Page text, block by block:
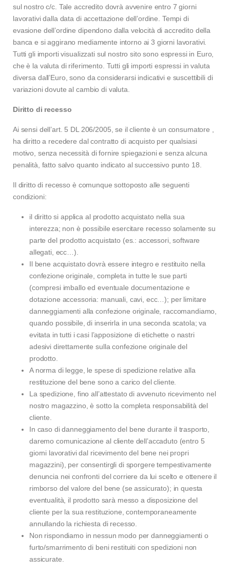
sul nostro c/c. Tale accredito dovrà avvenire entro 7 giorni
lavorativi dalla data di accettazione dell’ordine. Tempi di
evasione dell’ordine dipendono dalla velocità di accredito della
banca e si aggirano mediamente intorno ai 3 giorni lavorativi.
Tutti gli importi visualizzati sul nostro sito sono espressi in Euro,
che è la valuta di riferimento. Tutti gli importi espressi in valuta
diversa dall’Euro, sono da considerarsi indicativi e suscettibili di
variazioni dovute al cambio di valuta.
Diritto di recesso
Ai sensi dell’art. 5 DL 206/2005, se il cliente è un consumatore ,
ha diritto a recedere dal contratto di acquisto per qualsiasi
motivo, senza necessità di fornire spiegazioni e senza alcuna
penalità, fatto salvo quanto indicato al successivo punto 18.
Il diritto di recesso è comunque sottoposto alle seguenti
condizioni:
il diritto si applica al prodotto acquistato nella sua
interezza; non è possibile esercitare recesso solamente su
parte del prodotto acquistato (es.: accessori, software
allegati, ecc…).
Il bene acquistato dovrà essere integro e restituito nella
confezione originale, completa in tutte le sue parti
(compresi imballo ed eventuale documentazione e
dotazione accessoria: manuali, cavi, ecc…); per limitare
danneggiamenti alla confezione originale, raccomandiamo,
quando possibile, di inserirla in una seconda scatola; va
evitata in tutti i casi l’apposizione di etichette o nastri
adesivi direttamente sulla confezione originale del
prodotto.
A norma di legge, le spese di spedizione relative alla
restituzione del bene sono a carico del cliente.
La spedizione, fino all’attestato di avvenuto ricevimento nel
nostro magazzino, è sotto la completa responsabilità del
cliente.
In caso di danneggiamento del bene durante il trasporto,
daremo comunicazione al cliente dell’accaduto (entro 5
giorni lavorativi dal ricevimento del bene nei propri
magazzini), per consentirgli di sporgere tempestivamente
denuncia nei confronti del corriere da lui scelto e ottenere il
rimborso del valore del bene (se assicurato); in questa
eventualità, il prodotto sarà messo a disposizione del
cliente per la sua restituzione, contemporaneamente
annullando la richiesta di recesso.
Non rispondiamo in nessun modo per danneggiamenti o
furto/smarrimento di beni restituiti con spedizioni non
assicurate.